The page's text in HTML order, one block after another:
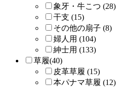
象牙・牛こつ (28)
干支 (15)
その他の扇子 (8)
婦人用 (104)
紳士用 (133)
草履(40)
皮革草履 (15)
本パナマ草履 (12)